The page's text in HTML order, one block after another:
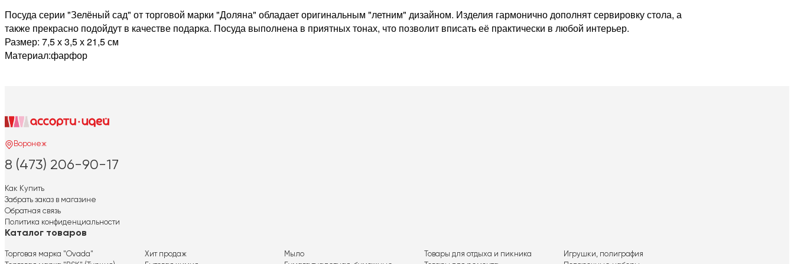
Посуда серии "Зелёный сад" от торговой марки "Доляна" обладает оригинальным "летним" дизайном. Изделия гармонично дополнят сервировку стола, а
также прекрасно подойдут в качестве подарка. Посуда выполнена в приятных тонах, что позволит вписать её практически в любой интерьер.
Размер: 7,5 х 3,5 х 21,5 см
Материал:фарфор
Воронеж
8 (473) 206-90-17
Как Купить
Забрать заказ в магазине
Обратная связь
Политика конфиденциальности
Каталог товаров
Торговая марка "Ovada"
Хит продаж
Мыло
Товары для отдыха и пикника
Игрушки, полиграфия